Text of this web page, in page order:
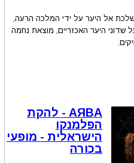
אל היער על ידי המלכה הרעה,
היער האכזריים, מוצאת נחמה
AЯBA - להקת
הפלמנקו
הישראלית - מופעי
בכורה